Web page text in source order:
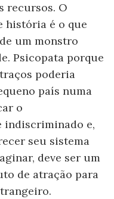
recursos. O
história é o que
um monstro
Psicopata porque
poderia
país numa
o
indiscriminado e,
seu sistema
deve ser um
de atração para